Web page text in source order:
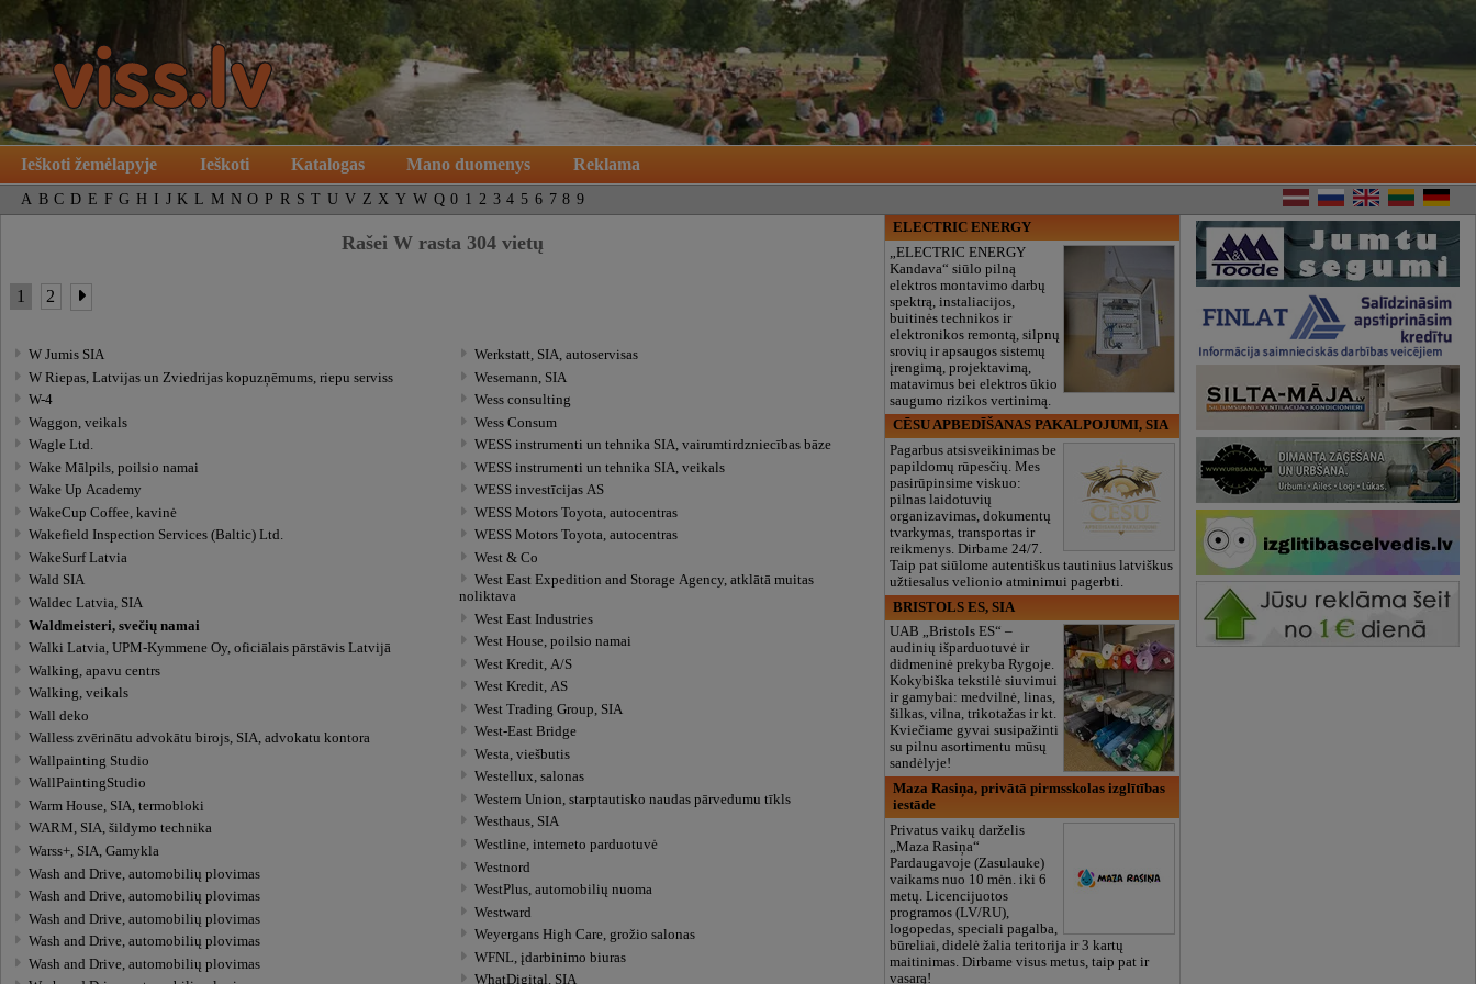
Ieškoti žemėlapyje Ieškoti Katalogas Mano duomenys Reklama
A B C D E F G H I J K L M N O P R S T U V Z X Y W Q 0 1 2 3 4 5 6 7 8 9
Rašei W rasta 304 vietų
1 2
W Jumis SIA
W Riepas, Latvijas un Zviedrijas kopuzņēmums, riepu serviss
W-4
Waggon, veikals
Wagle Ltd.
Wake Mālpils, poilsio namai
Wake Up Academy
WakeCup Coffee, kavinė
Wakefield Inspection Services (Baltic) Ltd.
WakeSurf Latvia
Wald SIA
Waldec Latvia, SIA
Waldmeisteri, svečių namai
Walki Latvia, UPM-Kymmene Oy, oficiālais pārstāvis Latvijā
Walking, apavu centrs
Walking, veikals
Wall deko
Walless zvērinātu advokātu birojs, SIA, advokatu kontora
Wallpainting Studio
WallPaintingStudio
Warm House, SIA, termobloki
WARM, SIA, šildymo technika
Warss+, SIA, Gamykla
Wash and Drive, automobilių plovimas
Wash and Drive, automobilių plovimas
Wash and Drive, automobilių plovimas
Wash and Drive, automobilių plovimas
Wash and Drive, automobilių plovimas
Werkstatt, SIA, autoservisas
Wesemann, SIA
Wess consulting
Wess Consum
WESS instrumenti un tehnika SIA, vairumtirdzniecības bāze
WESS instrumenti un tehnika SIA, veikals
WESS investīcijas AS
WESS Motors Toyota, autocentras
WESS Motors Toyota, autocentras
West & Co
West East Expedition and Storage Agency, atklātā muitas
noliktava
West East Industries
West House, poilsio namai
West Kredit, A/S
West Kredit, AS
West Trading Group, SIA
West-East Bridge
Westa, viešbutis
Westellux, salonas
Western Union, starptautisko naudas pārvedumu tīkls
Westhaus, SIA
Westline, interneto parduotuvė
Westnord
WestPlus, automobilių nuoma
Westward
Weyergans High Care, grožio salonas
WFNL, įdarbinimo biuras
WhatDigital, SIA
ELECTRIC ENERGY
„ELECTRIC ENERGY
Kandava“ siūlo pilną
elektros montavimo darbų
spektrą, instaliacijos,
buitinės technikos ir
elektronikos remontą, silpnų
srovių ir apsaugos sistemų
įrengimą, projektavimą,
matavimus bei elektros ūkio
saugumo rizikos vertinimą.
CĒSU APBEDĪŠANAS PAKALPOJUMI, SIA
Pagarbus atsisveikinimas be
papildomų rūpesčių. Mes
pasirūpinsime viskuo:
pilnas laidotuvių
organizavimas, dokumentų
tvarkymas, transportas ir
reikmenys. Dirbame 24/7.
Taip pat siūlome autentiškus tautinius latviškus
užtiesalus velionio atminimui pagerbti.
BRISTOLS ES, SIA
UAB „Bristols ES“ –
audinių išparduotuvė ir
didmeninė prekyba Rygoje.
Kokybiška tekstilė siuvimui
ir gamybai: medvilnė, linas,
šilkas, vilna, trikotažas ir kt.
Kviečiame gyvai susipažinti
su pilnu asortimentu mūsų
sandėlyje!
Maza Rasiņa, privātā pirmsskolas izglītības
iestāde
Privatus vaikų darželis
„Maza Rasiņa“
Pardaugavoje (Zasulauke)
vaikams nuo 10 mėn. iki 6
metų. Licencijuotos
programos (LV/RU),
logopedas, speciali pagalba,
būreliai, didelė žalia teritorija ir 3 kartų
maitinimas. Dirbame visus metus, taip pat ir
vasarą!